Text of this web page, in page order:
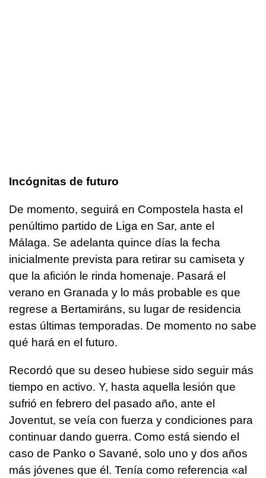
Incógnitas de futuro
De momento, seguirá en Compostela hasta el
penúltimo partido de Liga en Sar, ante el
Málaga. Se adelanta quince días la fecha
inicialmente prevista para retirar su camiseta y
que la afición le rinda homenaje. Pasará el
verano en Granada y lo más probable es que
regrese a Bertamiráns, su lugar de residencia
estas últimas temporadas. De momento no sabe
qué hará en el futuro.
Recordó que su deseo hubiese sido seguir más
tiempo en activo. Y, hasta aquella lesión que
sufrió en febrero del pasado año, ante el
Joventut, se veía con fuerza y condiciones para
continuar dando guerra. Como está siendo el
caso de Panko o Savané, solo uno y dos años
más jóvenes que él. Tenía como referencia «al